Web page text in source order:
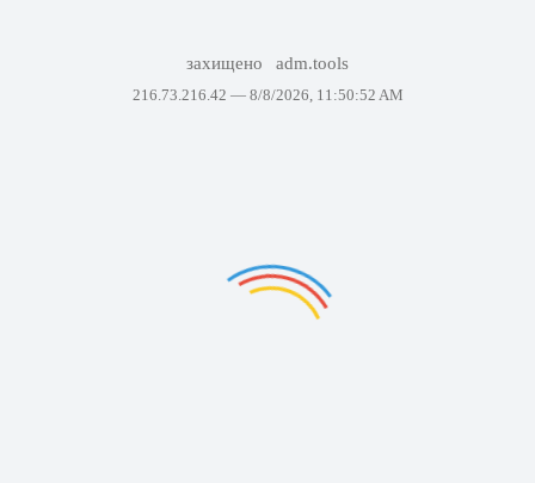
захищено adm.tools
216.73.216.42 — 8/8/2026, 11:50:52 AM